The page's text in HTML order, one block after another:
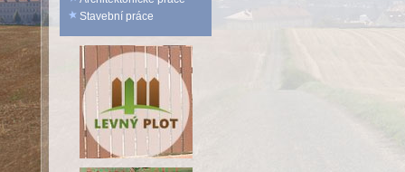
Stavební práce